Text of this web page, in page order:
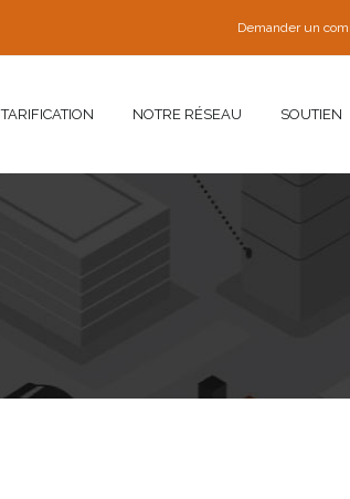
Demander un
TARIFICATION NOTRE RÉSEAU SOUTIEN